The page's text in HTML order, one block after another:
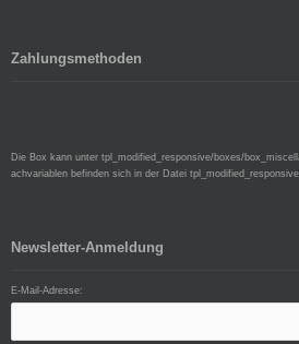
Zahlungsmethoden
Die Box kann unter tpl_modified_responsive/boxes/
achvariablen befinden sich in der Datei
Newsletter-Anmeldung
E-Mail-Adresse: